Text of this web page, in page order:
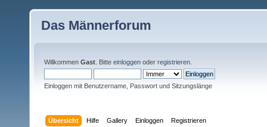
Das Männerforum
Willkommen Gast . Bitte einloggen oder registrieren
Einloggen mit Benutzername, Passwort und Sitzungslänge
Übersicht Hilfe Gallery Einloggen Registrieren